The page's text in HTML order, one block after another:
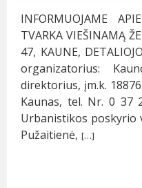
INFORMUOJAME
TVARKA VIEŠINAMĄ
47, KAUNE,
organizatorius:
direktorius, įm.k.
Kaunas, tel. Nr. 0 37
Urbanistikos poskyrio
Pužaitienė, […]